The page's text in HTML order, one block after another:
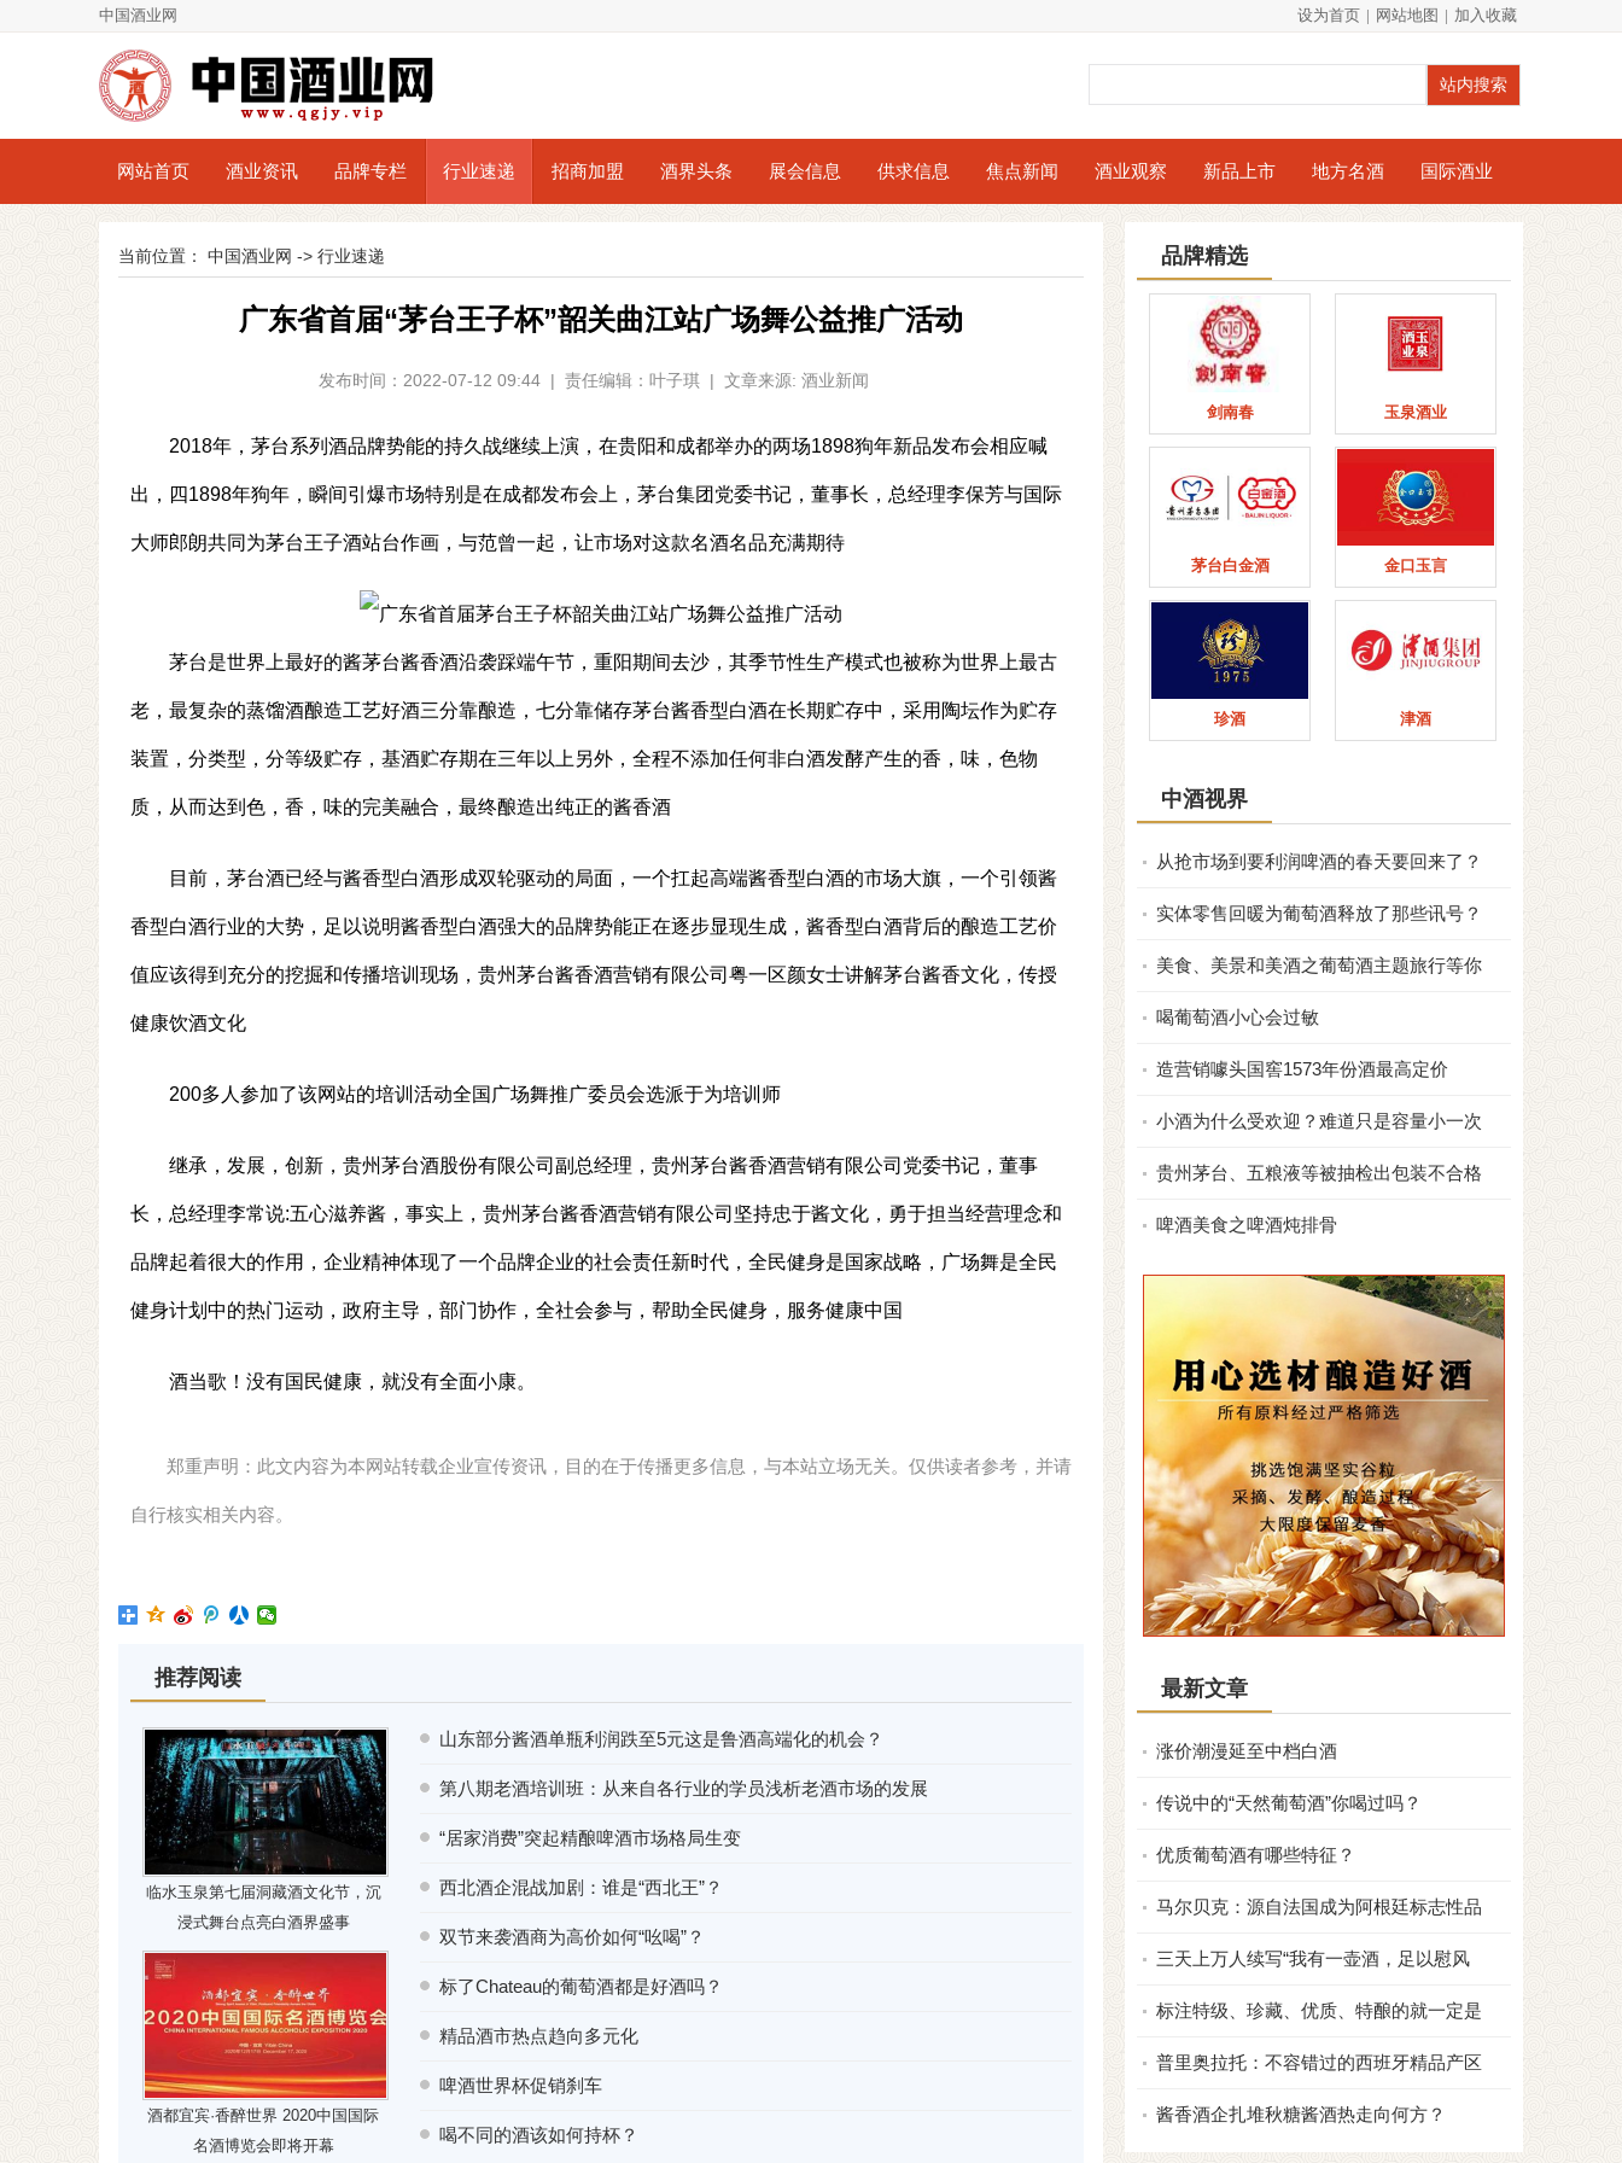
中国酒业网 设为首页 | 网站地图 | 加入收藏
网站首页 酒业资讯 品牌专栏 行业速递 招商加盟 酒界头条 展会信息 供求信息 焦点新闻 酒业观察 新品上市 地方名酒 国际酒业
当前位置： 中国酒业网 -> 行业速递
广东省首届“茅台王子杯”韶关曲江站广场舞公益推广活动
发布时间：2022-07-12 09:44 | 责任编辑：叶子琪 | 文章来源: 酒业新闻
2018年，茅台系列酒品牌势能的持久战继续上演，在贵阳和成都举办的两场1898狗年新品发布会相应喊
出，四1898年狗年，瞬间引爆市场特别是在成都发布会上，茅台集团党委书记，董事长，总经理李保芳与国际
大师郎朗共同为茅台王子酒站台作画，与范曾一起，让市场对这款名酒名品充满期待
茅台是世界上最好的酱茅台酱香酒沿袭踩端午节，重阳期间去沙，其季节性生产模式也被称为世界上最古
老，最复杂的蒸馏酒酿造工艺好酒三分靠酿造，七分靠储存茅台酱香型白酒在长期贮存中，采用陶坛作为贮存
装置，分类型，分等级贮存，基酒贮存期在三年以上另外，全程不添加任何非白酒发酵产生的香，味，色物
质，从而达到色，香，味的完美融合，最终酿造出纯正的酱香酒
目前，茅台酒已经与酱香型白酒形成双轮驱动的局面，一个扛起高端酱香型白酒的市场大旗，一个引领酱
香型白酒行业的大势，足以说明酱香型白酒强大的品牌势能正在逐步显现生成，酱香型白酒背后的酿造工艺价
值应该得到充分的挖掘和传播培训现场，贵州茅台酱香酒营销有限公司粤一区颜女士讲解茅台酱香文化，传授
健康饮酒文化
200多人参加了该网站的培训活动全国广场舞推广委员会选派于为培训师
继承，发展，创新，贵州茅台酒股份有限公司副总经理，贵州茅台酱香酒营销有限公司党委书记，董事
长，总经理李常说:五心滋养酱，事实上，贵州茅台酱香酒营销有限公司坚持忠于酱文化，勇于担当经营理念和
品牌起着很大的作用，企业精神体现了一个品牌企业的社会责任新时代，全民健身是国家战略，广场舞是全民
健身计划中的热门运动，政府主导，部门协作，全社会参与，帮助全民健身，服务健康中国
酒当歌！没有国民健康，就没有全面小康。
郑重声明：此文内容为本网站转载企业宣传资讯，目的在于传播更多信息，与本站立场无关。仅供读者参考，并请
自行核实相关内容。
推荐阅读
临水玉泉第七届洞藏酒文化节，沉
浸式舞台点亮白酒界盛事
酒都宜宾·香醉世界 2020中国国际
名酒博览会即将开幕
山东部分酱酒单瓶利润跌至5元这是鲁酒高端化的机会？
第八期老酒培训班：从来自各行业的学员浅析老酒市场的发展
“居家消费”突起精酿啤酒市场格局生变
西北酒企混战加剧：谁是“西北王”？
双节来袭酒商为高价如何“吆喝”？
标了Chateau的葡萄酒都是好酒吗？
精品酒市热点趋向多元化
啤酒世界杯促销刹车
喝不同的酒该如何持杯？
品牌精选
剑南春 玉泉酒业
茅台白金酒 金口玉言
珍酒 津酒
中酒视界
从抢市场到要利润啤酒的春天要回来了？
实体零售回暖为葡萄酒释放了那些讯号？
美食、美景和美酒之葡萄酒主题旅行等你
喝葡萄酒小心会过敏
造营销噱头国窖1573年份酒最高定价
小酒为什么受欢迎？难道只是容量小一次
贵州茅台、五粮液等被抽检出包装不合格
啤酒美食之啤酒炖排骨
最新文章
涨价潮漫延至中档白酒
传说中的“天然葡萄酒”你喝过吗？
优质葡萄酒有哪些特征？
马尔贝克：源自法国成为阿根廷标志性品
三天上万人续写“我有一壶酒，足以慰风
标注特级、珍藏、优质、特酿的就一定是
普里奥拉托：不容错过的西班牙精品产区
酱香酒企扎堆秋糖酱酒热走向何方？